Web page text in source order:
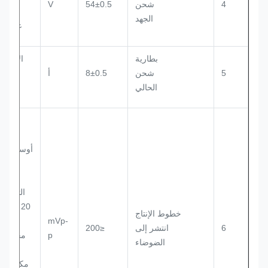
4
شحن
الجهد
54±0.5
V
غير
5
بطارية
شحن
الحالي
8±0.5 أ
6
خطوط الإنتاج
انتشر إلى
الضوضاء
≤200
mVp-
p
مكثف